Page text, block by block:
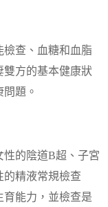
查、血糖和血脂
雙方的基本健康狀
題。
的陰道B超、子宮
的精液常規檢查
育能力，並檢查是